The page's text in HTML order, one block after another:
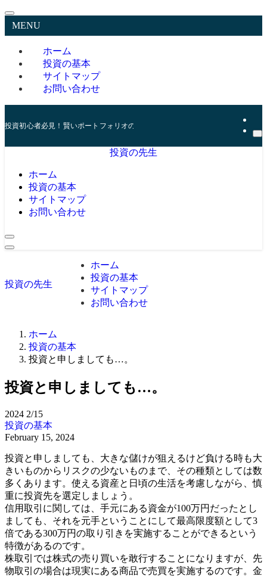
MENU
ホーム
投資の基本
サイトマップ
お問い合わせ
投資初心者必見！賢いポートフォリオの組み方とリスク管理の秘訣
投資の先生
ホーム
投資の基本
サイトマップ
お問い合わせ
投資の先生
ホーム
投資の基本
サイトマップ
お問い合わせ
ホーム
投資の基本
投資と申しましても…。
投資と申しましても…。
2024 2/15
投資の基本
February 15, 2024
投資と申しましても、大きな儲けが狙えるけど負ける時も大
きいものからリスクの少ないものまで、その種類としては数
多くあります。使える資産と日頃の生活を考慮しながら、慎
重に投資先を選定しましょう。
信用取引に関しては、手元にある資金が100万円だったとし
ましても、それを元手ということにして最高限度額として3
倍である300万円の取り引きを実施することができるという
特徴があるのです。
株取引では株式の売り買いを敢行することになりますが、先
物取引の場合は現実にある商品で売買を実施するのです。金